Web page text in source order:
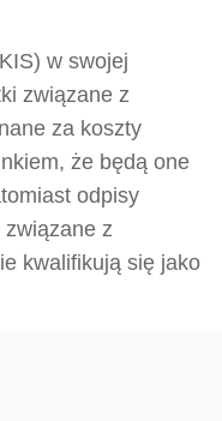
w swojej
związane z
za koszty
że będą one
odpisy
z
kwalifikują się jako